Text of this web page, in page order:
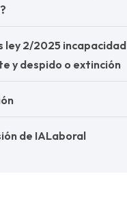
ley 2/2025 incapacidad
y despido o extinción
de IALaboral